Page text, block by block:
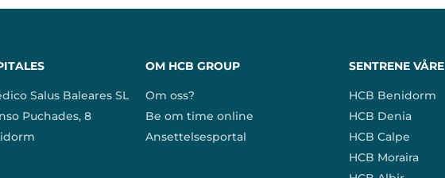
Salus Baleares SL
Puchades, 8
OM HCB GROUP
Om oss?
Be om time online
Ansettelsesportal
SENTRENE VÅRE
HCB Benidorm
HCB Denia
HCB Calpe
HCB Moraira